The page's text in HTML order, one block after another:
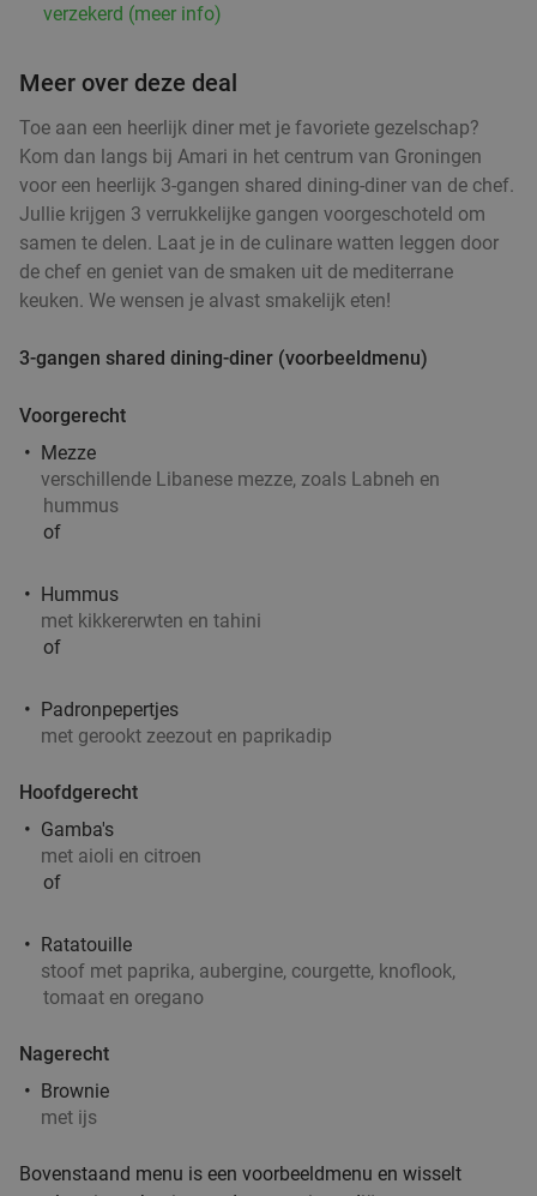
verzekerd (meer info)
Meer over deze deal
Toe aan een heerlijk diner met je favoriete gezelschap?
Kom dan langs bij Amari in het centrum van Groningen
voor een heerlijk 3-gangen shared dining-diner van de chef.
Jullie krijgen 3 verrukkelijke gangen voorgeschoteld om
samen te delen. Laat je in de culinare watten leggen door
de chef en geniet van de smaken uit de mediterrane
keuken. We wensen je alvast smakelijk eten!
3-gangen shared dining-diner (voorbeeldmenu)
Voorgerecht
Mezze
verschillende Libanese mezze, zoals Labneh en
hummus
of
Hummus
met kikkererwten en tahini
of
Padronpepertjes
met gerookt zeezout en paprikadip
Hoofdgerecht
Gamba's
met aioli en citroen
of
Ratatouille
stoof met paprika, aubergine, courgette, knoflook,
tomaat en oregano
Nagerecht
Brownie
met ijs
Bovenstaand menu is een voorbeeldmenu en wisselt